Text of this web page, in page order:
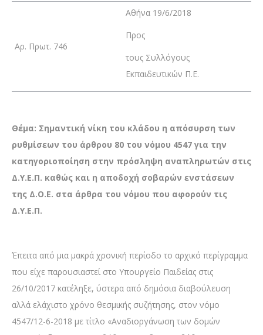
Αρ. Πρωτ. 746
Αθήνα 19/6/2018
Προς
τους Συλλόγους
Εκπαιδευτικών Π.Ε.
Θέμα: Σημαντική νίκη του κλάδου η απόσυρση των
ρυθμίσεων του άρθρου 80 του νόμου 4547 για την
κατηγοριοποίηση στην πρόσληψη αναπληρωτών στις
Δ.Υ.Ε.Π. καθώς και η αποδοχή σοβαρών ενστάσεων
της Δ.Ο.Ε. στα άρθρα του νόμου που αφορούν τις
Δ.Υ.Ε.Π.
Έπειτα από μια μακρά χρονική περίοδο το αρχικό περίγραμμα
που είχε παρουσιαστεί στο Υπουργείο Παιδείας στις
26/10/2017 κατέληξε, ύστερα από δημόσια διαβούλευση
αλλά ελάχιστο χρόνο θεσμικής συζήτησης, στον νόμο
4547/12-6-2018 με τίτλο «Αναδιοργάνωση των δομών